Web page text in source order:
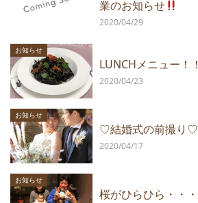
業のお知らせ
2020/04/29
お知らせ
LUNCHメニュー！！
2020/04/23
お知らせ
♡結婚式の前撮り♡
2020/04/17
お知らせ
桜がひらひら・・・